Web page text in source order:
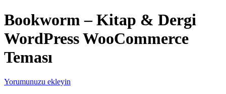
Bookworm – Kitap & Dergi
WordPress WooCommerce
Teması
Yorumunuzu ekleyin